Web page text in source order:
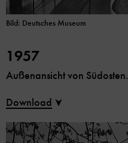
Bild: Deutsches Museum
1957
Außenansicht von Südosten.
Download